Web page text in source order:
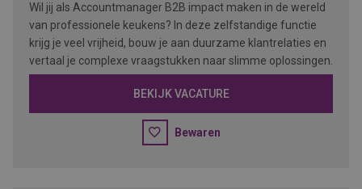
Wil jij als Accountmanager B2B impact maken in de wereld
van professionele keukens? In deze zelfstandige functie
krijg je veel vrijheid, bouw je aan duurzame klantrelaties en
vertaal je complexe vraagstukken naar slimme oplossingen.
BEKIJK VACATURE
Bewaren